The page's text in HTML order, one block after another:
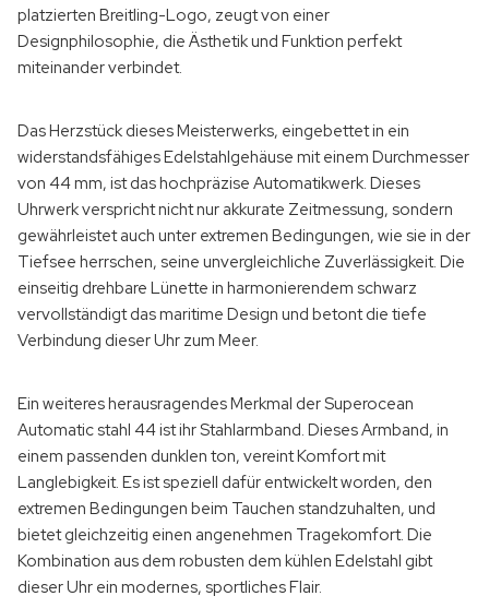
platzierten Breitling-Logo, zeugt von einer
Designphilosophie, die Ästhetik und Funktion perfekt
miteinander verbindet.
Das Herzstück dieses Meisterwerks, eingebettet in ein
widerstandsfähiges Edelstahlgehäuse mit einem Durchmesser
von 44 mm, ist das hochpräzise Automatikwerk. Dieses
Uhrwerk verspricht nicht nur akkurate Zeitmessung, sondern
gewährleistet auch unter extremen Bedingungen, wie sie in der
Tiefsee herrschen, seine unvergleichliche Zuverlässigkeit. Die
einseitig drehbare Lünette in harmonierendem schwarz
vervollständigt das maritime Design und betont die tiefe
Verbindung dieser Uhr zum Meer.
Ein weiteres herausragendes Merkmal der Superocean
Automatic stahl 44 ist ihr Stahlarmband. Dieses Armband, in
einem passenden dunklen ton, vereint Komfort mit
Langlebigkeit. Es ist speziell dafür entwickelt worden, den
extremen Bedingungen beim Tauchen standzuhalten, und
bietet gleichzeitig einen angenehmen Tragekomfort. Die
Kombination aus dem robusten dem kühlen Edelstahl gibt
dieser Uhr ein modernes, sportliches Flair.